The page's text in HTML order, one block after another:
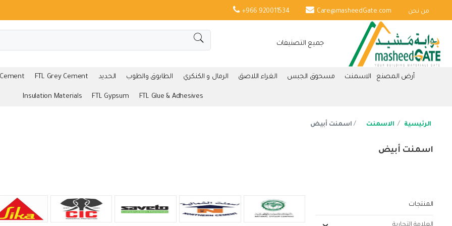
+966 920011534 Care@masheedGate.com من نحن
جميع التصنيفات
أرض المصنع الاسمنت مسحوق الجبس الغراء اللاصق الرمال و الكنكري الطابوق والطوب الحديد FTL Grey Cement
FTL Glue & Adhesives
FTL Gypsum
Insulation Materials
الرئيسية الاسمنت اسمنت أبيض
اسمنت أبيض
المنتجات